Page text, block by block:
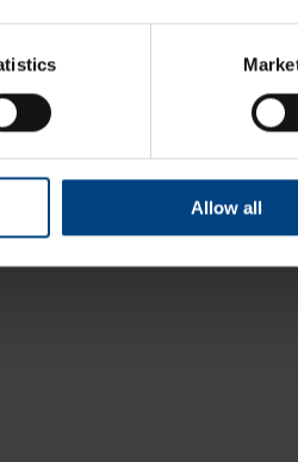
Allow all
ja komposiittimateriaaleja?